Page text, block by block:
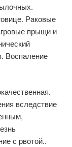
Раковые
прыщи и
Воспаление
вследствие
с рвотой..